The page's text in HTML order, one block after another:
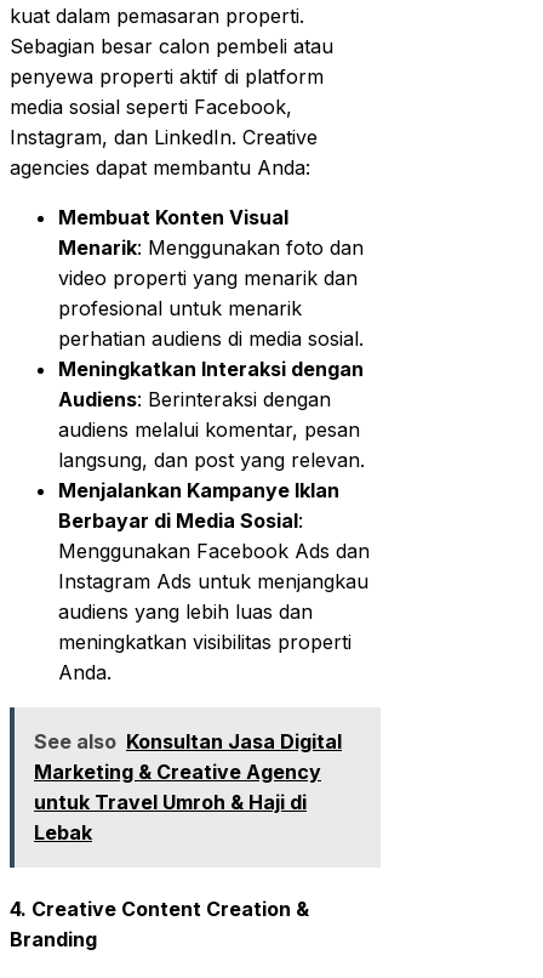
kuat dalam pemasaran properti.
Sebagian besar calon pembeli atau
penyewa properti aktif di platform
media sosial seperti Facebook,
Instagram, dan LinkedIn. Creative
agencies dapat membantu Anda:
Membuat Konten Visual
Menarik: Menggunakan foto dan
video properti yang menarik dan
profesional untuk menarik
perhatian audiens di media sosial.
Meningkatkan Interaksi dengan
Audiens: Berinteraksi dengan
audiens melalui komentar, pesan
langsung, dan post yang relevan.
Menjalankan Kampanye Iklan
Berbayar di Media Sosial:
Menggunakan Facebook Ads dan
Instagram Ads untuk menjangkau
audiens yang lebih luas dan
meningkatkan visibilitas properti
Anda.
See also Konsultan Jasa Digital
Marketing & Creative Agency
untuk Travel Umroh & Haji di
Lebak
4. Creative Content Creation &
Branding